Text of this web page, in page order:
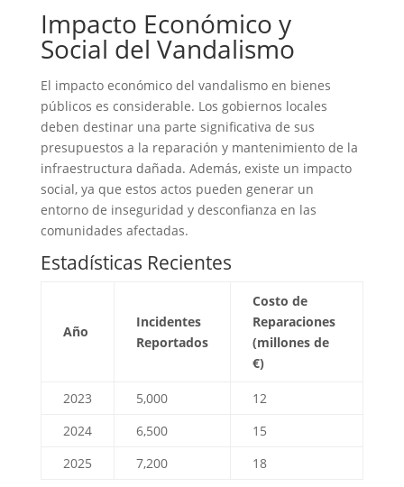
Impacto Económico y
Social del Vandalismo
El impacto económicodel vandalismo en bienes
públicos es considerable. Los gobiernos locales
deben destinar una parte significativa de sus
presupuestos a la reparación y mantenimiento de la
infraestructura dañada. Además, existe un impacto
social, ya que estos actos pueden generar un
entorno de inseguridad y desconfianza en las
comunidades afectadas.
Estadísticas Recientes
Año
Incidentes
Reportados
Costo de
Reparaciones
(millones de
€)
2023 5,000
12
2024
6,500
15
2025
7,200 18